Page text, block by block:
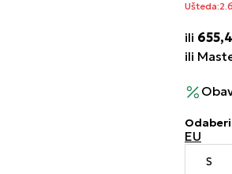
Ušteda:
ili
ili
EU
S